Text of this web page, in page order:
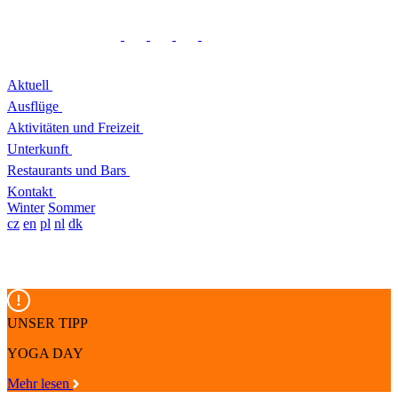
Aktuell
Ausflüge
Aktivitäten und Freizeit
Unterkunft
Restaurants und Bars
Kontakt
Winter Sommer
cz en pl nl dk
UNSER TIPP
YOGA DAY
Mehr lesen